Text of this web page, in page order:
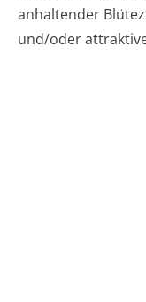
anhaltender
und/oder